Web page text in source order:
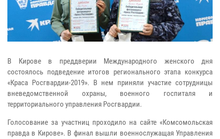
В Кирове в преддверии Международного женского дня
состоялось подведение итогов регионального этапа конкурса
«Краса Росгвардии-2019». В нем приняли участие сотрудницы
вневедомственной охраны, военного госпиталя и
территориального управления Росгвардии.
Голосование за участниц проходило на сайте «Комсомольская
правда в Кирове». В финал вышли военнослужащая Управления